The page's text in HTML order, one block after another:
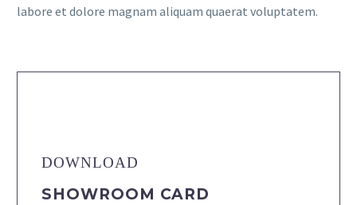
labore et dolore magnam aliquam quaerat voluptatem.
DOWNLOAD
SHOWROOM CARD